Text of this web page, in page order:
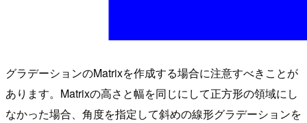
グラデーションのMatrixを作成する場合に注意すべきことが
あります。Matrixの高さと幅を同じにして正方形の領域にし
なかった場合、角度を指定して斜めの線形グラデーションを